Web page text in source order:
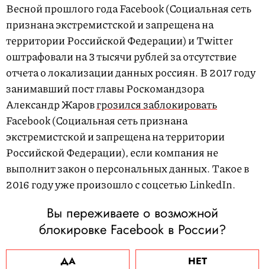
Весной прошлого года Facebook (Социальная сеть
признана экстремистской и запрещена на
территории Российской Федерации) и Twitter
оштрафовали на 3 тысячи рублей за отсутствие
отчета о локализации данных россиян. В 2017 году
занимавший пост главы Роскомандзора
Александр Жаровгрозился заблокировать
Facebook (Социальная сеть признана
экстремистской и запрещена на территории
Российской Федерации), если компания не
выполнит закон о персональных данных. Такое в
2016 году уже произошло с соцсетью LinkedIn.
Вы переживаете о возможной
блокировке Facebook в России?
ДА НЕТ